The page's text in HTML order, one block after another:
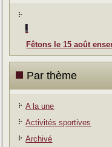
Fêtons le 15 août
Par thème
A la une
Activités sportives
Archivé